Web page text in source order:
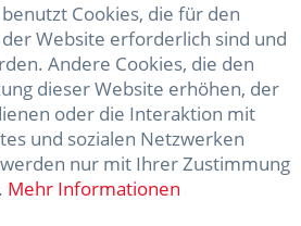
Cookies, die für den
Website erforderlich sind und
Andere Cookies, die den
dieser Website erhöhen, der
oder die Interaktion mit
und sozialen Netzwerken
nur mit Ihrer Zustimmung
Mehr Informationen